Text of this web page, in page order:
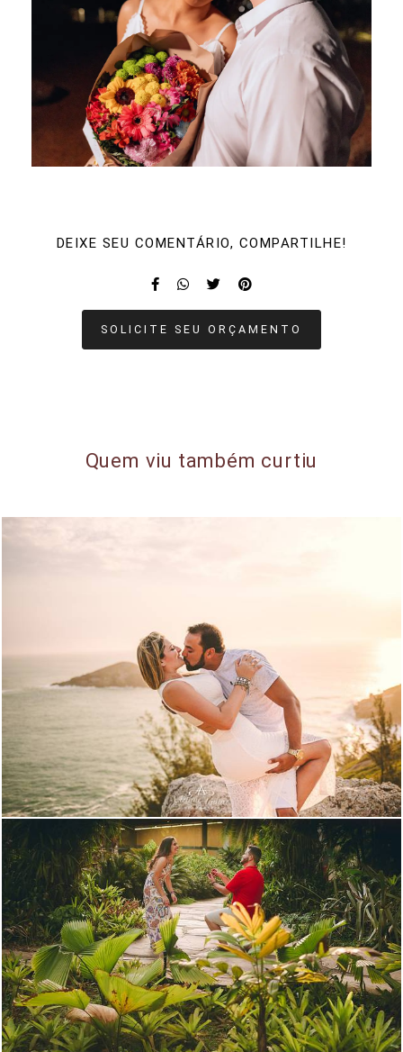
DEIXE SEU COMENTÁRIO, COMPARTILHE!
SOLICITE SEU ORÇAMENTO
Quem viu também curtiu
2850 158
3104 242